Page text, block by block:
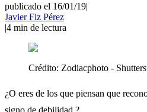
publicado el 16/01/19|
Javier Fiz Pérez
|4 min de lectura
Crédito: Zodiacphoto -
¿O eres de los que piensan que
signo de debilidad ?